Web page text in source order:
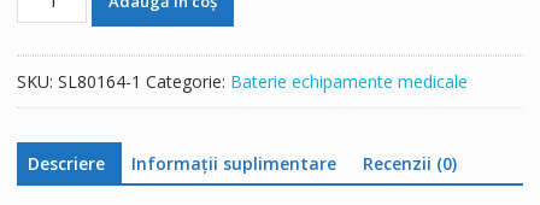
Baterie
pentru
HYLB-
1820
SKU: SL80164-1 Categorie: Baterie echipamente medicale
Descriere Informații suplimentare Recenzii (0)